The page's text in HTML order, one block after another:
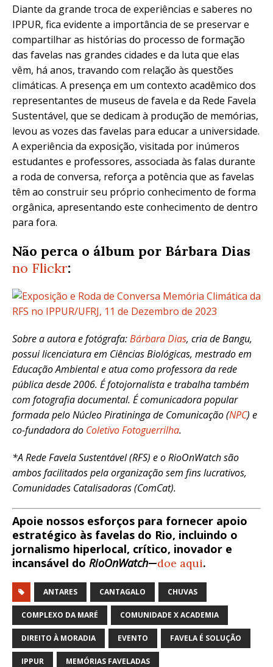
Diante da grande troca de experiências e saberes no
IPPUR, fica evidente a importância de se preservar e
compartilhar as histórias do processo de formação
das favelas nas grandes cidades e da luta que elas
vêm, há anos, travando com relação às questões
climáticas. A presença em um contexto acadêmico dos
representantes de museus de favela e da Rede Favela
Sustentável, que se dedicam à produção de memórias,
levou as vozes das favelas para educar a universidade.
A experiência da exposição, visitada por inúmeros
estudantes e professores, associada às falas durante
a roda de conversa, reforça a potência que as favelas
têm ao construir seu próprio conhecimento de forma
orgânica, apresentando este conhecimento de dentro
para fora.
Não perca o álbum por Bárbara Dias
no Flickr:
Sobre a autora e fotógrafa:Bárbara Dias, cria de Bangu,
possui licenciatura em Ciências Biológicas, mestrado em
Educação Ambiental e atua como professora da rede
pública desde 2006. É fotojornalista e trabalha também
com fotografia documental. É comunicadora popular
formada pelo Núcleo Piratininga de Comunicação (NPC) e
co-fundadora do Coletivo Fotoguerrilha.
*A Rede Favela Sustentável (RFS) e o RioOnWatch são
ambos facilitados pela organização sem fins lucrativos,
Comunidades Catalisadoras (ComCat).
Apoie nossos esforços para fornecer apoio
estratégico às favelas do Rio, incluindo o
jornalismo hiperlocal, crítico, inovador e
incansável do RioOnWatch—doe aqui.
ANTARES CANTAGALO CHUVAS
COMPLEXO DA MARÉ COMUNIDADE X ACADEMIA
DIREITO À MORADIA EVENTO FAVELA É SOLUÇÃO
IPPUR MEMÓRIAS FAVELADAS